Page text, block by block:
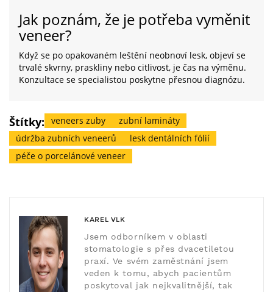
Jak poznám, že je potřeba vyměnit
veneer?
Když se po opakovaném leštění neobnoví lesk, objeví se
trvalé skvrny, praskliny nebo citlivost, je čas na výměnu.
Konzultace se specialistou poskytne přesnou diagnózu.
Štítky: veneers zuby
zubní lamináty
údržba zubních veneerů
lesk dentálních fólií
péče o porcelánové veneer
KAREL VLK
Jsem odborníkem v oblasti
stomatologie s přes dvacetiletou
praxí. Ve svém zaměstnání jsem
veden k tomu, abych pacientům
poskytoval jak nejkvalitnější, tak